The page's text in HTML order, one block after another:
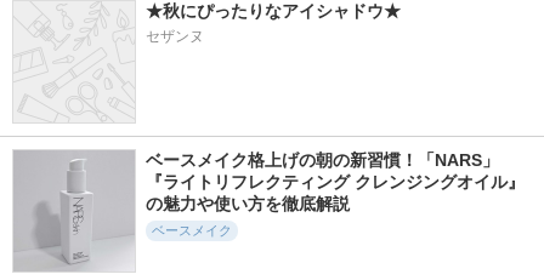
★秋にぴったりなアイシャドウ★
セザンヌ
ベースメイク格上げの朝の新習慣！「NARS」
『ライトリフレクティング クレンジングオイル』
の魅力や使い方を徹底解説
ベースメイク